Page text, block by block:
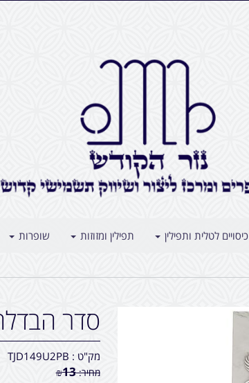
כיסויים לטלית ותפילין תפילין ומזוזות שופרות
סדר
מק"ט : TJD149U2PB
מחיר: ₪13